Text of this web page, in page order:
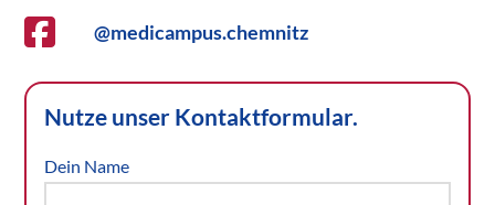
@medicampus.chemnitz
Nutze unser Kontaktformular.
Dein Name